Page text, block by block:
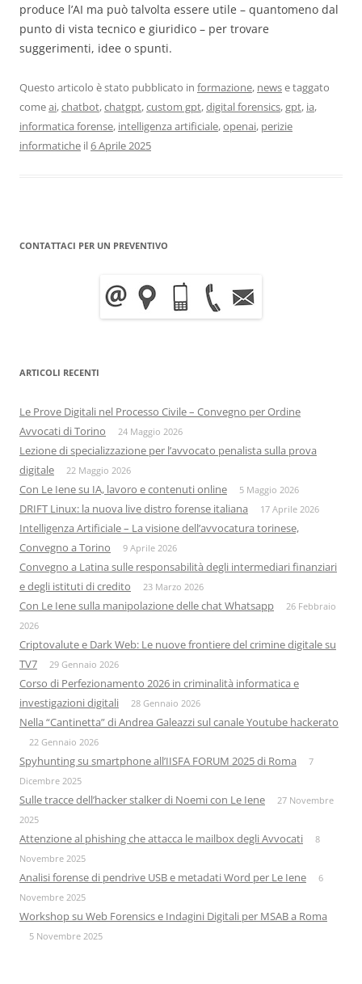
produce l’AI ma può talvolta essere utile – quantomeno dal
punto di vista tecnico e giuridico – per trovare
suggerimenti, idee o spunti.
Questo articolo è stato pubblicato in formazione, newse taggato
comeai,chatbot,chatgpt,custom gpt,digital forensics,gpt, ia,
informatica forense, intelligenza artificiale,openai, perizie
informatiche il6 Aprile 2025
CONTATTACI PER UN PREVENTIVO
ARTICOLI RECENTI
Le Prove Digitali nel Processo Civile – Convegno per Ordine
Avvocati di Torino
24 Maggio 2026
Lezione di specializzazione per l’avvocato penalista sulla prova
digitale
22 Maggio 2026
Con Le Iene su IA, lavoro e contenuti online 5 Maggio 2026
DRIFT Linux: la nuova live distro forense italiana 17 Aprile 2026
Intelligenza Artificiale – La visione dell’avvocatura torinese,
Convegno a Torino
9 Aprile 2026
Convegno a Latina sulle responsabilità degli intermediari finanziari
e degli istituti di credito
23 Marzo 2026
Con Le Iene sulla manipolazione delle chat Whatsapp
26 Febbraio
2026
Criptovalute e Dark Web: Le nuove frontiere del crimine digitale su
TV7
29 Gennaio 2026
Corso di Perfezionamento 2026 in criminalità informatica e
investigazioni digitali
28 Gennaio 2026
Nella “Cantinetta” di Andrea Galeazzi sul canale Youtube hackerato
22 Gennaio 2026
Spyhunting su smartphone all’IISFA FORUM 2025 di Roma
7
Dicembre 2025
Sulle tracce dell’hacker stalker di Noemi con Le Iene
27 Novembre
2025
Attenzione al phishing che attacca le mailbox degli Avvocati
8
Novembre 2025
Analisi forense di pendrive USB e metadati Word per Le Iene
6
Novembre 2025
Workshop su Web Forensics e Indagini Digitali per MSAB a Roma
5 Novembre 2025